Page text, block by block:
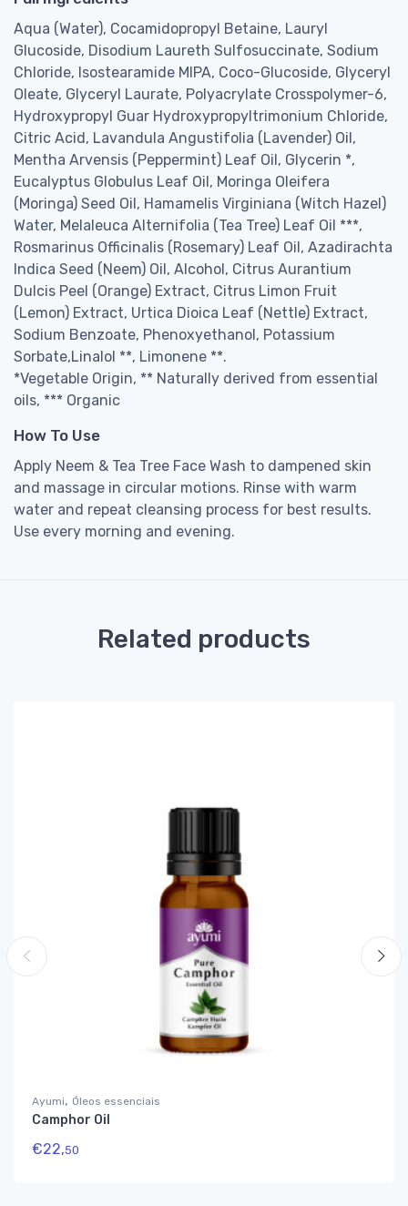
Aqua (Water), Cocamidopropyl Betaine, Lauryl
Glucoside, Disodium Laureth Sulfosuccinate, Sodium
Chloride, Isostearamide MIPA, Coco-Glucoside, Glyceryl
Oleate, Glyceryl Laurate, Polyacrylate Crosspolymer-6,
Hydroxypropyl Guar Hydroxypropyltrimonium Chloride,
Citric Acid, Lavandula Angustifolia (Lavender) Oil,
Mentha Arvensis (Peppermint) Leaf Oil, Glycerin *,
Eucalyptus Globulus Leaf Oil, Moringa Oleifera
(Moringa) Seed Oil, Hamamelis Virginiana (Witch Hazel)
Water, Melaleuca Alternifolia (Tea Tree) Leaf Oil ***,
Rosmarinus Officinalis (Rosemary) Leaf Oil, Azadirachta
Indica Seed (Neem) Oil, Alcohol, Citrus Aurantium
Dulcis Peel (Orange) Extract, Citrus Limon Fruit
(Lemon) Extract, Urtica Dioica Leaf (Nettle) Extract,
Sodium Benzoate, Phenoxyethanol, Potassium
Sorbate,Linalol **, Limonene **.
*Vegetable Origin, ** Naturally derived from essential
oils, *** Organic
How To Use
Apply Neem & Tea Tree Face Wash to dampened skin
and massage in circular motions. Rinse with warm
water and repeat cleansing process for best results.
Use every morning and evening.
Related products
Ayumi, Óleos essenciais
Camphor Oil
€22,50